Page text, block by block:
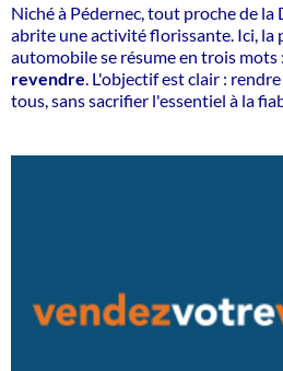
Niché à Pédernec, tout proche de
abrite une activité florissante. Ici, la
automobile se résume en trois mots :
revendre . L'objectif est clair :
tous, sans sacrifier l'essentiel à la